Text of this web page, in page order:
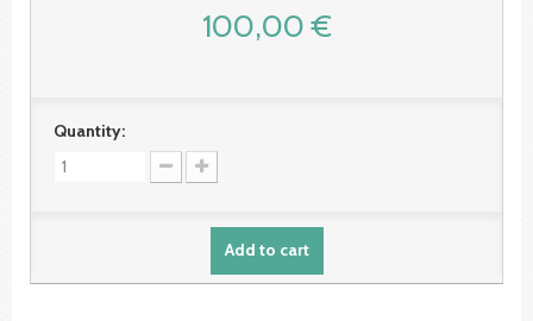
100,00 €
Quantity:
Add to cart